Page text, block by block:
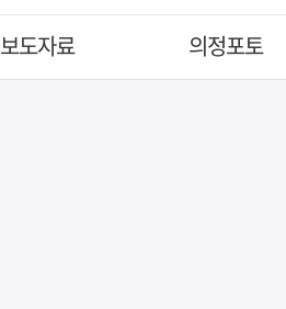
보도자료 의정포토